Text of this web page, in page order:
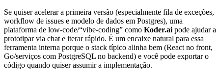
Se quiser acelerar a primeira versão (especialmente fila de exceções,
workflow de issues e modelo de dados em Postgres), uma
plataforma de low-code/“vibe-coding” como Koder.ai pode ajudar a
prototipar via chat e iterar rápido. É um encaixe natural para essa
ferramenta interna porque o stack típico alinha bem (React no front,
Go/serviços com PostgreSQL no backend) e você pode exportar o
código quando quiser assumir a implementação.